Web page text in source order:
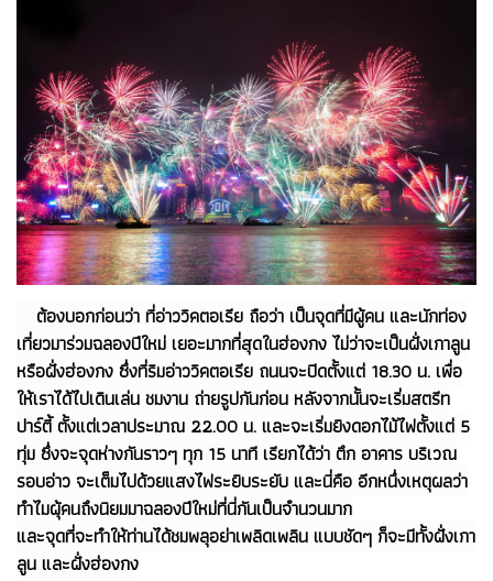
ต้องบอกก่อนว่า ที่อ่าววิคตอเรีย ถือว่า เป็นจุดที่มีผู้คน และนักท่อง
เที่ยวมาร่วมฉลองปีใหม่ เยอะมากที่สุดในฮ่องกง ไม่ว่าจะเป็นฝั่งเกาลูน
หรือฝั่งฮ่องกง ซึ่งที่ริมอ่าววิคตอเรีย ถนนจะปิดตั้งแต่ 18.30 น. เพื่อ
ให้เราได้ไปเดินเล่น ชมงาน ถ่ายรูปกันก่อน หลังจากนั้นจะเริ่มสตรีท
ปาร์ตี้ ตั้งแต่เวลาประมาณ 22.00 น. และจะเริ่มยิงดอกไม้ไฟตั้งแต่ 5
ทุ่ม ซึ่งจะจุดห่างกันราวๆ ทุก 15 นาที เรียกได้ว่า ตึก อาคาร บริเวณ
รอบอ่าว จะเต็มไปด้วยแสงไฟระยิบระยับ และนี่คือ อีกหนึ่งเหตุผลว่า
ทำไมผุ้คนถึงนิยมมาฉลองปีใหม่ที่นี่กันเป็นจำนวนมาก
และจุดที่จะทำให้ท่านได้ชมพลุอย่าเพลิดเพลิน แบบชัดๆ ก็จะมีทั้งฝั่งเกา
ลูน และฝั่งฮ่องกง